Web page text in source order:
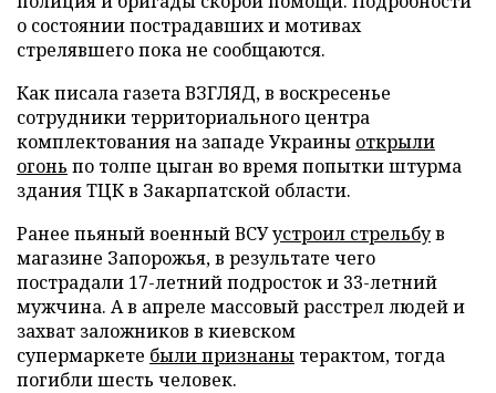
о состоянии пострадавших и мотивах
стрелявшего пока не сообщаются.
Как писала газета ВЗГЛЯД, в воскресенье
сотрудники территориального центра
комплектования на западе Украины открыли
огонь по толпе цыган во время попытки штурма
здания ТЦК в Закарпатской области.
Ранее пьяный военный ВСУустроил стрельбув
магазине Запорожья, в результате чего
пострадали 17-летний подросток и 33-летний
мужчина. А в апреле массовый расстрел людей и
захват заложников в киевском
супермаркете были признаны терактом, тогда
погибли шесть человек.